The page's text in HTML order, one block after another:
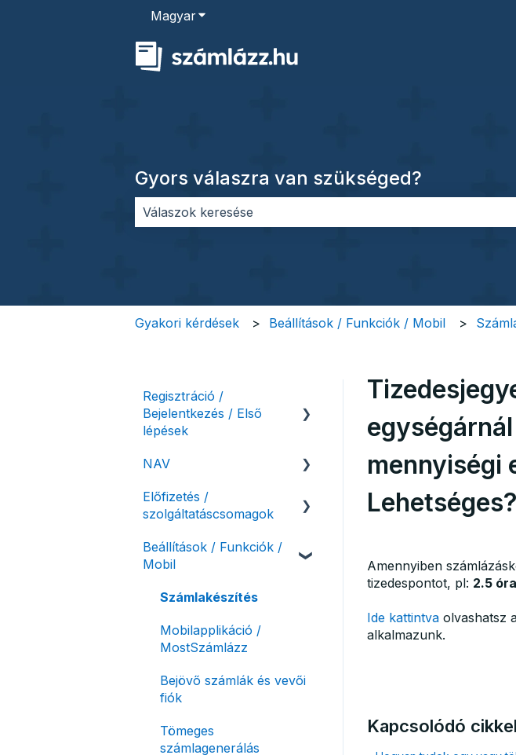
MagyarAlmenü megjelenítése fordításokhoz
Gyors válaszra van szükséged?
Gyakori kérdések Beállítások / Funkciók / Mobil
mennyiségi
Lehetséges?
Amennyiben
tizedespontot, pl: 2.5 óra
Ide kattintvaolvashatsz
alkalmazunk.
Kapcsolódó
Regisztráció /
Bejelentkezés / Első
lépések
Felhasználó beállításai
Számlázási fiók kezdő
beállításai, első lépések
NAV
NAV online
adatszolgáltatás
Adóhatósági ellenőrzés
adatszolgáltatás
NAV pénztárgép feladás
Számlaverzum
Előfizetés /
szolgáltatáscsomagok
Szolgáltatáscsomag
kiválasztása
Szolgáltatáscsomag
Fiók / felhasználó
Díjfizetés / díjtartozás /
Fizetési módok
Beállítások / Funkciók /
Mobil
Számlakészítés
Mobilapplikáció /
MostSzámlázz
Bejövő számlák és vevői
fiók
Tömeges
számlagenerálás